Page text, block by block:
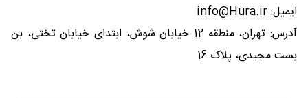
ایمیل:info@Hura.ir
آدرس: تهران، منطقه 12 خیابان شوش، ابتدای خیابان تختی، بن
بست مجیدی، پلاک 16